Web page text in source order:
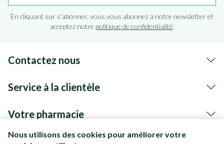
Nous utilisons des cookies pour améliorer votre
En cliquant sur s'abonner, vous vous abonnez à notre newsletter et
acceptez notre politique de confidentialité.
Contactez nous
Service à la clientèle
Votre pharmacie